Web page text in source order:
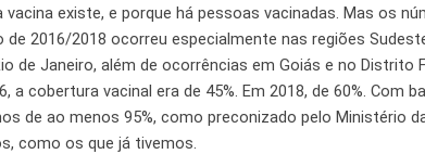
existe, e porque há pessoas vacinadas. Mas os
2016/2018 ocorreu especialmente nas regiões
de Janeiro, além de ocorrências em Goiás e no Distrito
a cobertura vacinal era de 45%. Em 2018, de 60%. Com
de ao menos 95%, como preconizado pelo Ministério
como os que já tivemos.